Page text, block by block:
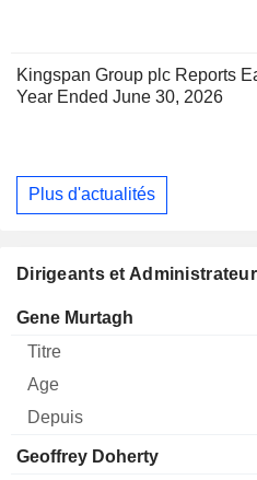
Kingspan Group plc Reports
Year Ended June 30, 2026
Plus d'actualités
Dirigeants et
Dirigeant Titre
Gene Murtagh
Geoffrey Doherty